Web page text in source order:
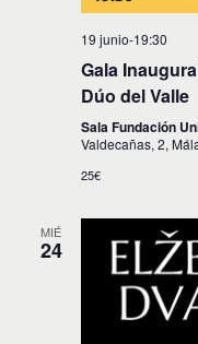
19 junio-19:30
Gala
Dúo del Valle
Sala Fundación
Valdecañas, 2,
25€
MIÉ
24